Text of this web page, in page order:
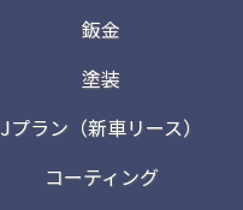
鈑金
塗装
Jプラン（新車リース）
コーティング